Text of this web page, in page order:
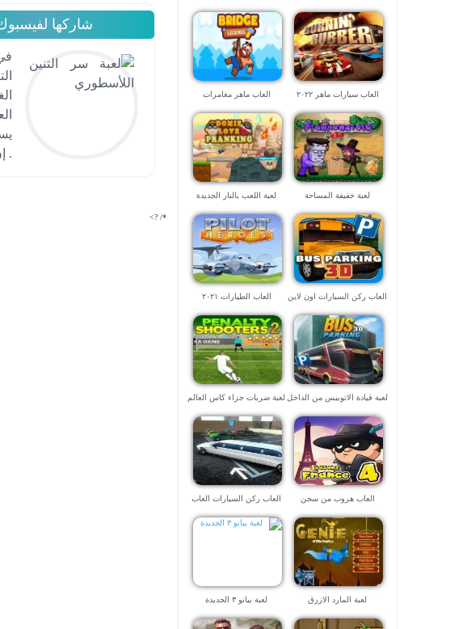
العاب سيارات ماهر ٢٠٢٢ العاب ماهر مغامرات
لعبة خفيفة المساحة لعبة اللعب بالنار الجديدة
العاب ركن السيارات اون لاين العاب الطيارات ٢٠٢١
لعبة قيادة الاتوبيس من الداخل لعبة ضربات جزاء كاس العالم
العاب هروب من سجن
العاب ركن السيارات العاب
لعبة المارد الازرق لعبة بيانو ٣ الجديدة
شاركها
.
*/ ?>